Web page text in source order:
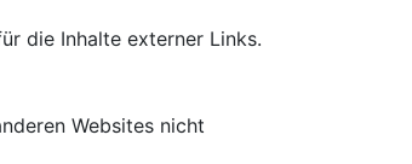
die Inhalte externer Links.
Websites nicht